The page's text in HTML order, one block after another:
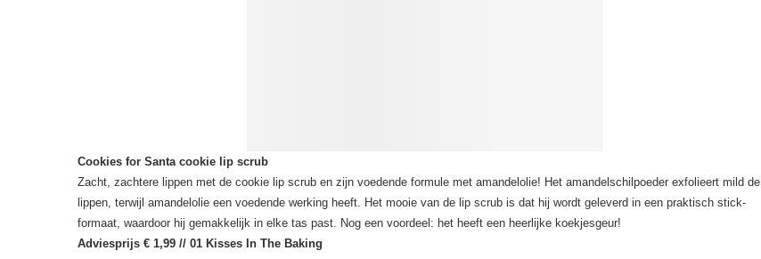
Cookies for Santa cookie lip scrub
Zacht, zachtere lippen met de cookie lip scrub en zijn voedende formule met amandelolie! Het amandelschilpoeder exfolieert mild de
lippen, terwijl amandelolie een voedende werking heeft. Het mooie van de lip scrub is dat hij wordt geleverd in een praktisch stick-
formaat, waardoor hij gemakkelijk in elke tas past. Nog een voordeel: het heeft een heerlijke koekjesgeur!
Adviesprijs € 1,99 // 01 Kisses In The Baking